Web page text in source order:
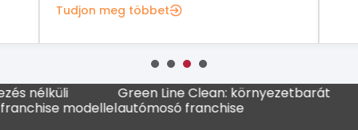
Tudjon meg többet
modellel
Green Line Clean: környezetbarát
autómosó franchise
MADO